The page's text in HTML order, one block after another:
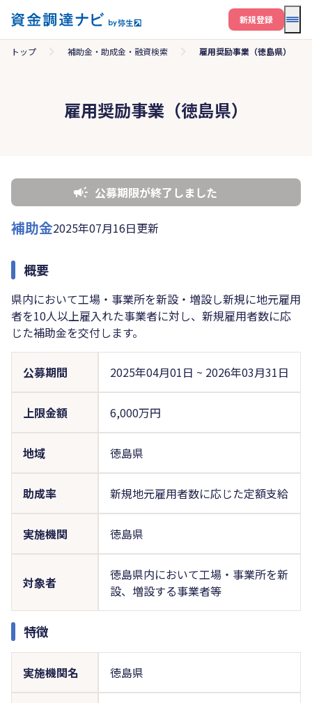
メ
新規登録
トップ 補助金・助成金・融資検索 雇用奨励事業（徳島県）
雇用奨励事業（徳島県）
公募期限が終了しました
補助金2025年07月16日更新
概要
県内において工場・事業所を新設・増設し新規に地元雇用
者を10人以上雇入れた事業者に対し、新規雇用者数に応
じた補助金を交付します。
公募期間 2025年04月01日 ~ 2026年03月31日
上限金額 6,000万円
地域 徳島県
助成率 新規地元雇用者数に応じた定額支給
実施機関 徳島県
対象者
徳島県内において工場・事業所を新
設、増設する事業者等
特徴
実施機関名 徳島県